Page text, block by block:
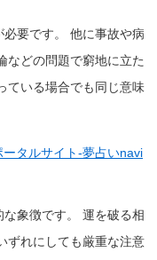
要です。
他に事故や病
などの問題で窮地に立た
ている場合でも同じ意味
タルサイト-夢占いnavi
象徴です。
運を破る相
ずれにしても厳重な注意